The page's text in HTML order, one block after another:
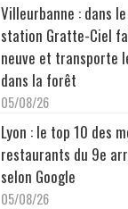
Villeurbanne : dans
station Gratte-Ciel
neuve et transporte
dans la forêt
05/08/26
Lyon : le top 10 des
restaurants du 9e
selon Google
05/08/26